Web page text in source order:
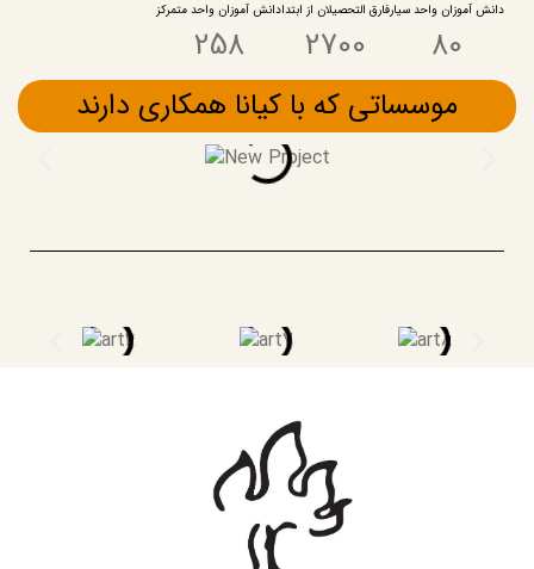
دانش آموزان واحد سیار
80
فارق التحصیلان از ابتدا
2700
دانش آموزان واحد متمرکز
258
موسساتی که با کیانا همکاری دارند